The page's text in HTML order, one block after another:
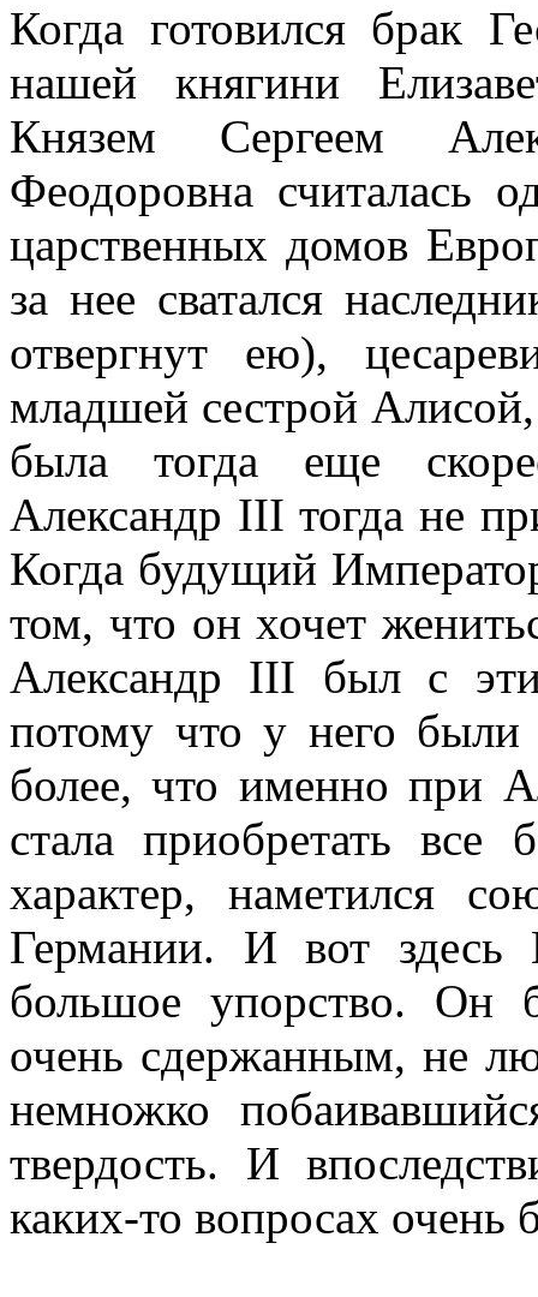
Когда готовился брак
нашей княгини
Князем Сергеем
Феодоровна считалась
царственных домов
за нее сватался
отвергнут ею),
младшей сестрой
была тогда еще
Александр III тогда не
Когда будущий
том, что он хочет
Александр III был с
потому что у него
более, что именно при
стала приобретать все
характер, наметился
Германии. И вот здесь
большое упорство. Он
очень сдержанным, не
немножко
твердость. И
каких-то вопросах очень